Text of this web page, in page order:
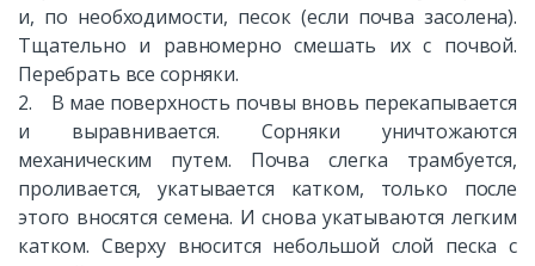
и, по необходимости, песок (если почва засолена).
Тщательно и равномерно смешать их с почвой.
Перебрать все сорняки.
2. В мае поверхность почвы вновь перекапывается
и выравнивается. Сорняки уничтожаются
механическим путем. Почва слегка трамбуется,
проливается, укатывается катком, только после
этого вносятся семена. И снова укатываются легким
катком. Сверху вносится небольшой слой песка с